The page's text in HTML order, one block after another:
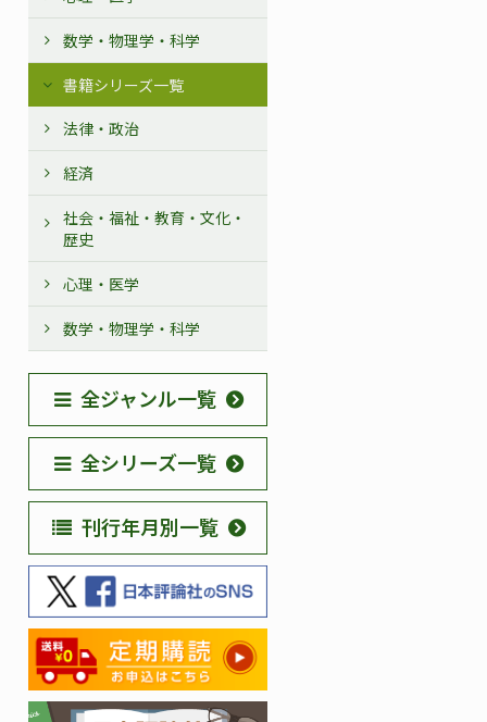
数学・物理学・科学
書籍シリーズ一覧
法律・政治
経済
社会・福祉・教育・文化・
歴史
心理・医学
数学・物理学・科学
全ジャンル一覧
全シリーズ一覧
刊行年月別一覧